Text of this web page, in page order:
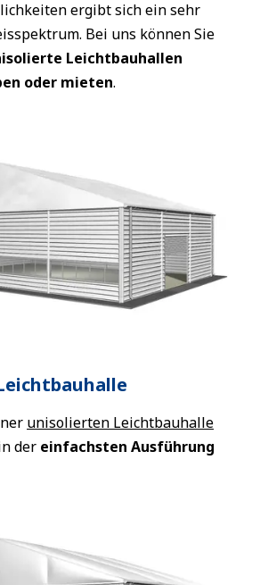
ergibt sich ein sehr
Bei uns können Sie
Leichtbauhallen
oder mieten.
unisolierten Leichtbauhalle
der einfachsten Ausführung